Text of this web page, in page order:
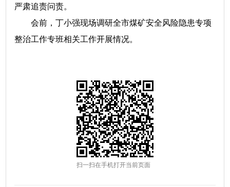
严肃追责问责。
会前，丁小强现场调研全市煤矿安全风险隐患专项
整治工作专班相关工作开展情况。
扫一扫在手机打开当前页面